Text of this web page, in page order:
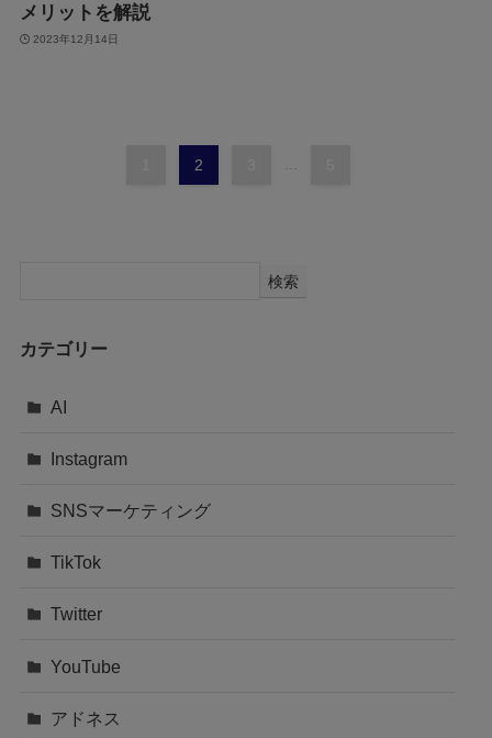
メリットを解説
2023年12月14日
2
検索
カテゴリー
AI
Instagram
SNSマーケティング
TikTok
Twitter
YouTube
アドネス